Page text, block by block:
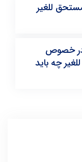
للغیر
در خصوص
چه باید